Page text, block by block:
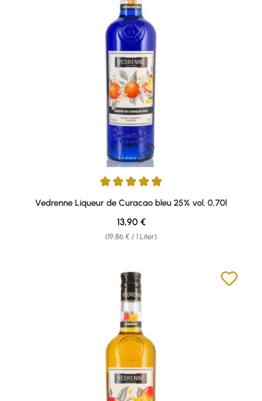
Durchschnittliche Bewertung von 5 von 5 Sternen
Vedrenne Liqueur de Curacao bleu 25% vol. 0,70l
(19,86 € / 1 Liter)
Regulärer Preis:
13,90 €